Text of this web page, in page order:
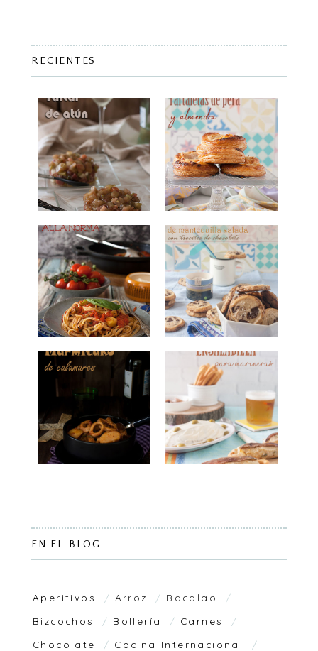
RECIENTES
EN EL BLOG
Aperitivos Arroz
Bacalao
Bizcochos
Bollería
Carnes
Chocolate
Cocina Internacional